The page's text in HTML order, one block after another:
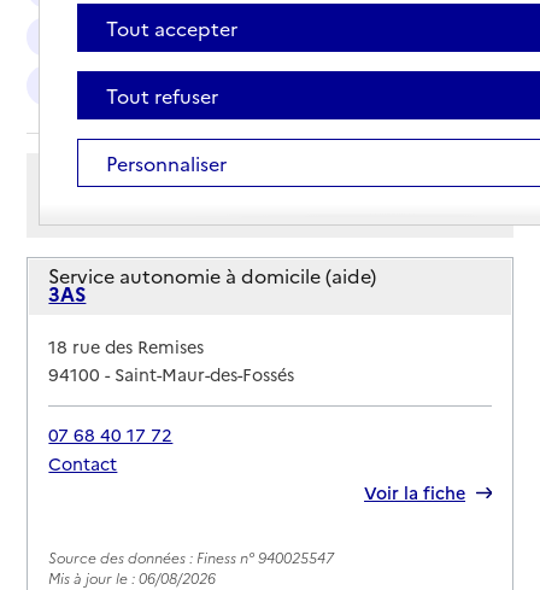
Ivry-sur-Seine : 7 Alfortville : 6
Choisy-le-Roi : 6
Afficher les résultats par:
Service autonomie à domicile (aide)
3AS
Adresse
18 rue des Remises
94100-Saint-Maur-des-Fossés
07 68 40 17 72
Contact
Voir la fiche
Source des données : Finess n° 940025547
Mis à jour le : 06/08/2026
Tout accepter
Tout refuser
Personnaliser